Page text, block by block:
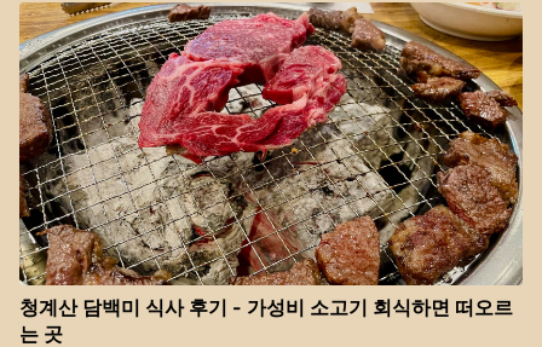
청계산 담백미 식사 후기 - 가성비 소고기 회식하면 떠오르
는 곳